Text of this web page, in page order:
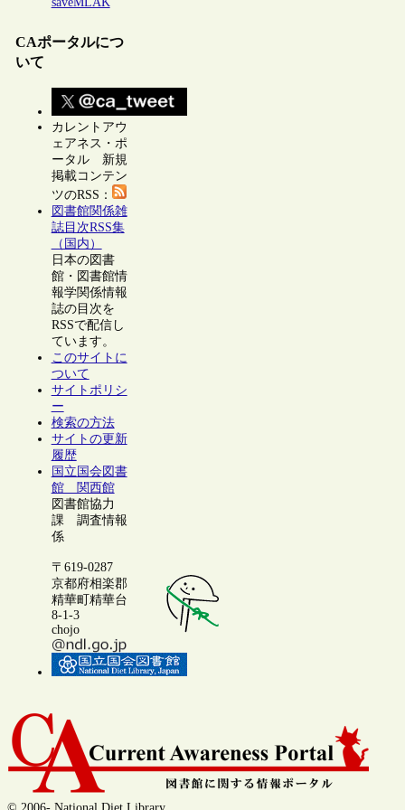
CAポータルにつ
いて
カレントアウ
ェアネス・ポ
ータル 新規
掲載コンテン
ツのRSS：
図書館関係雑
誌目次RSS集
（国内）
日本の図書
館・図書館情
報学関係情報
誌の目次を
RSSで配信し
ています。
このサイトに
ついて
サイトポリシ
ー
検索の方法
サイトの更新
履歴
国立国会図書
館 関西館
図書館協力
課 調査情報
係
〒619-0287
京都府相楽郡
精華町精華台
8-1-3
chojo